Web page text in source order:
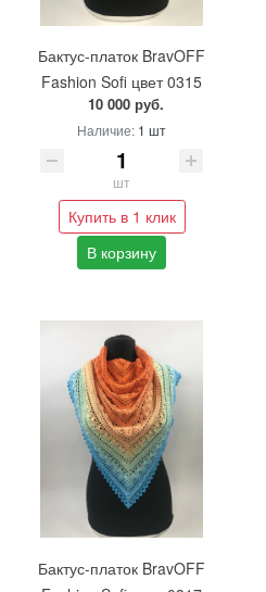
Бактус-платок BravOFF
Fashion Sofi цвет 0315
10 000 руб.
Наличие: 1 шт
шт
Купить в 1 клик
В корзину
Бактус-платок BravOFF